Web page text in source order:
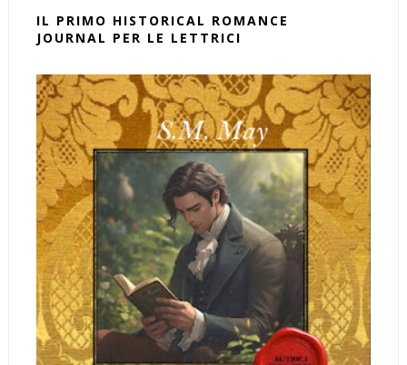
IL PRIMO HISTORICAL ROMANCE
JOURNAL PER LE LETTRICI